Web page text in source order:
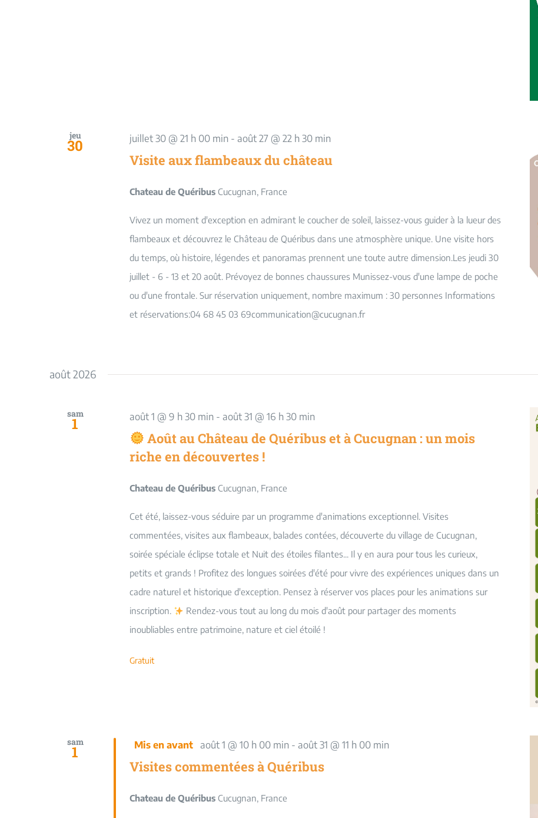
jeu
30 juillet 30 @ 21 h 00 min- août 27 @ 22 h 30 min
Visite aux flambeaux du château
Chateau de Quéribus Cucugnan, France
Vivez un moment d'exception en admirant le coucher de soleil, laissez-vous guider à la lueur des
flambeaux et découvrez le Château de Quéribus dans une atmosphère unique. Une visite hors
du temps, où histoire, légendes et panoramas prennent une toute autre dimension.Les jeudi 30
juillet - 6 - 13 et 20 août. Prévoyez de bonnes chaussures Munissez-vous d'une lampe de poche
ou d'une frontale. Sur réservation uniquement, nombre maximum : 30 personnes Informations
et réservations:04 68 45 03 69communication@cucugnan.fr
août 2026
sam
1 août 1 @ 9 h 30 min- août 31 @ 16 h 30 min
Août au Château de Quéribus et à Cucugnan : un mois
riche en découvertes !
Chateau de Quéribus Cucugnan, France
Cet été, laissez-vous séduire par un programme d'animations exceptionnel. Visites
commentées, visites aux flambeaux, balades contées, découverte du village de Cucugnan,
soirée spéciale éclipse totale et Nuit des étoiles filantes... Il y en aura pour tous les curieux,
petits et grands ! Profitez des longues soirées d'été pour vivre des expériences uniques dans un
cadre naturel et historique d'exception. Pensez à réserver vos places pour les animations sur
inscription.
Rendez-vous tout au long du mois d'août pour partager des moments
inoubliables entre patrimoine, nature et ciel étoilé !
Gratuit
sam
1 Mis en avant août 1 @ 10 h 00 min- août 31 @ 11 h 00 min
Visites commentées à Quéribus
Chateau de Quéribus Cucugnan, France